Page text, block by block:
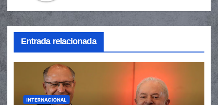
Entrada relacionada
INTERNACIONAL